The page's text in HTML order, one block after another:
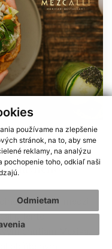
používame na zlepšenie
stránok, na to, aby sme
reklamy, na analýzu
pochopenie toho, odkiaľ naši
Odmietam
hlavného
klenot medzi
Tento
chutiam Mexika,